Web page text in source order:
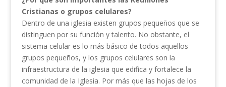
Cristianas o grupos celulares?
Dentro de una iglesia existen grupos pequeños que se
distinguen por su función y talento. No obstante, el
sistema celular es lo más básico de todos aquellos
grupos pequeños, y los grupos celulares son la
infraestructura de la iglesia que edifica y fortalece la
comunidad de la Iglesia. Por más que las hojas de los